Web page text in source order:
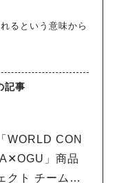
るという意味から
記事
WORLD CON
」商品
クト チームOG
開発プロジェクト